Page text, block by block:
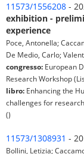
11573/1556208 -
exhibition -
experience
Poce, Antonella;
De Medio, Carlo;
congresso: European
Research Workshop
libro: Enhancing the
challenges for
()
11573/1308931 -
Bollini, Letizia;